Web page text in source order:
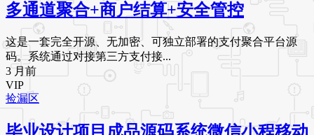
多通道聚合+商户结算+安全管控
这是一套完全开源、无加密、可独立部署的支付聚合平台源
码。系统通过对接第三方支付接...
3 月前
VIP
捡漏区